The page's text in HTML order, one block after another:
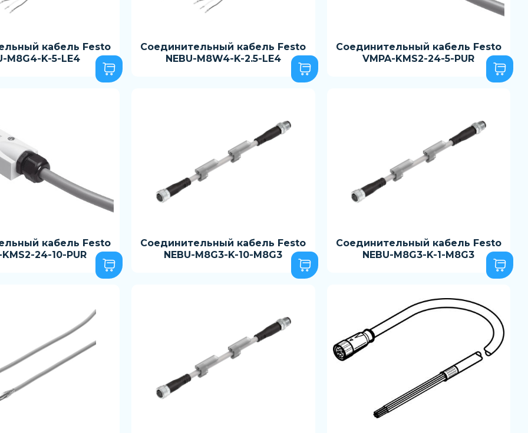
кабель Festo
M8G4-K-5-LE4
Соединительный кабель Festo
NEBU-M8W4-K-2.5-LE4
Соединительный кабель Festo
VMPA-KMS2-24-5-PUR
кабель Festo
KMS2-24-10-PUR
Соединительный кабель Festo
NEBU-M8G3-K-10-M8G3
Соединительный кабель Festo
NEBU-M8G3-K-1-M8G3